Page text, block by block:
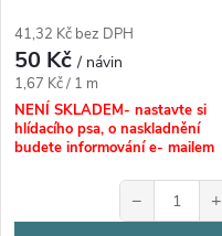
41,32 Kč bez DPH
50 Kč/ návin
Měrná
cena:
1,67 Kč / 1 m
NENÍ SKLADEM- nastavte si
hlídacího psa, o naskladnění
budete informování e- mailem
− +